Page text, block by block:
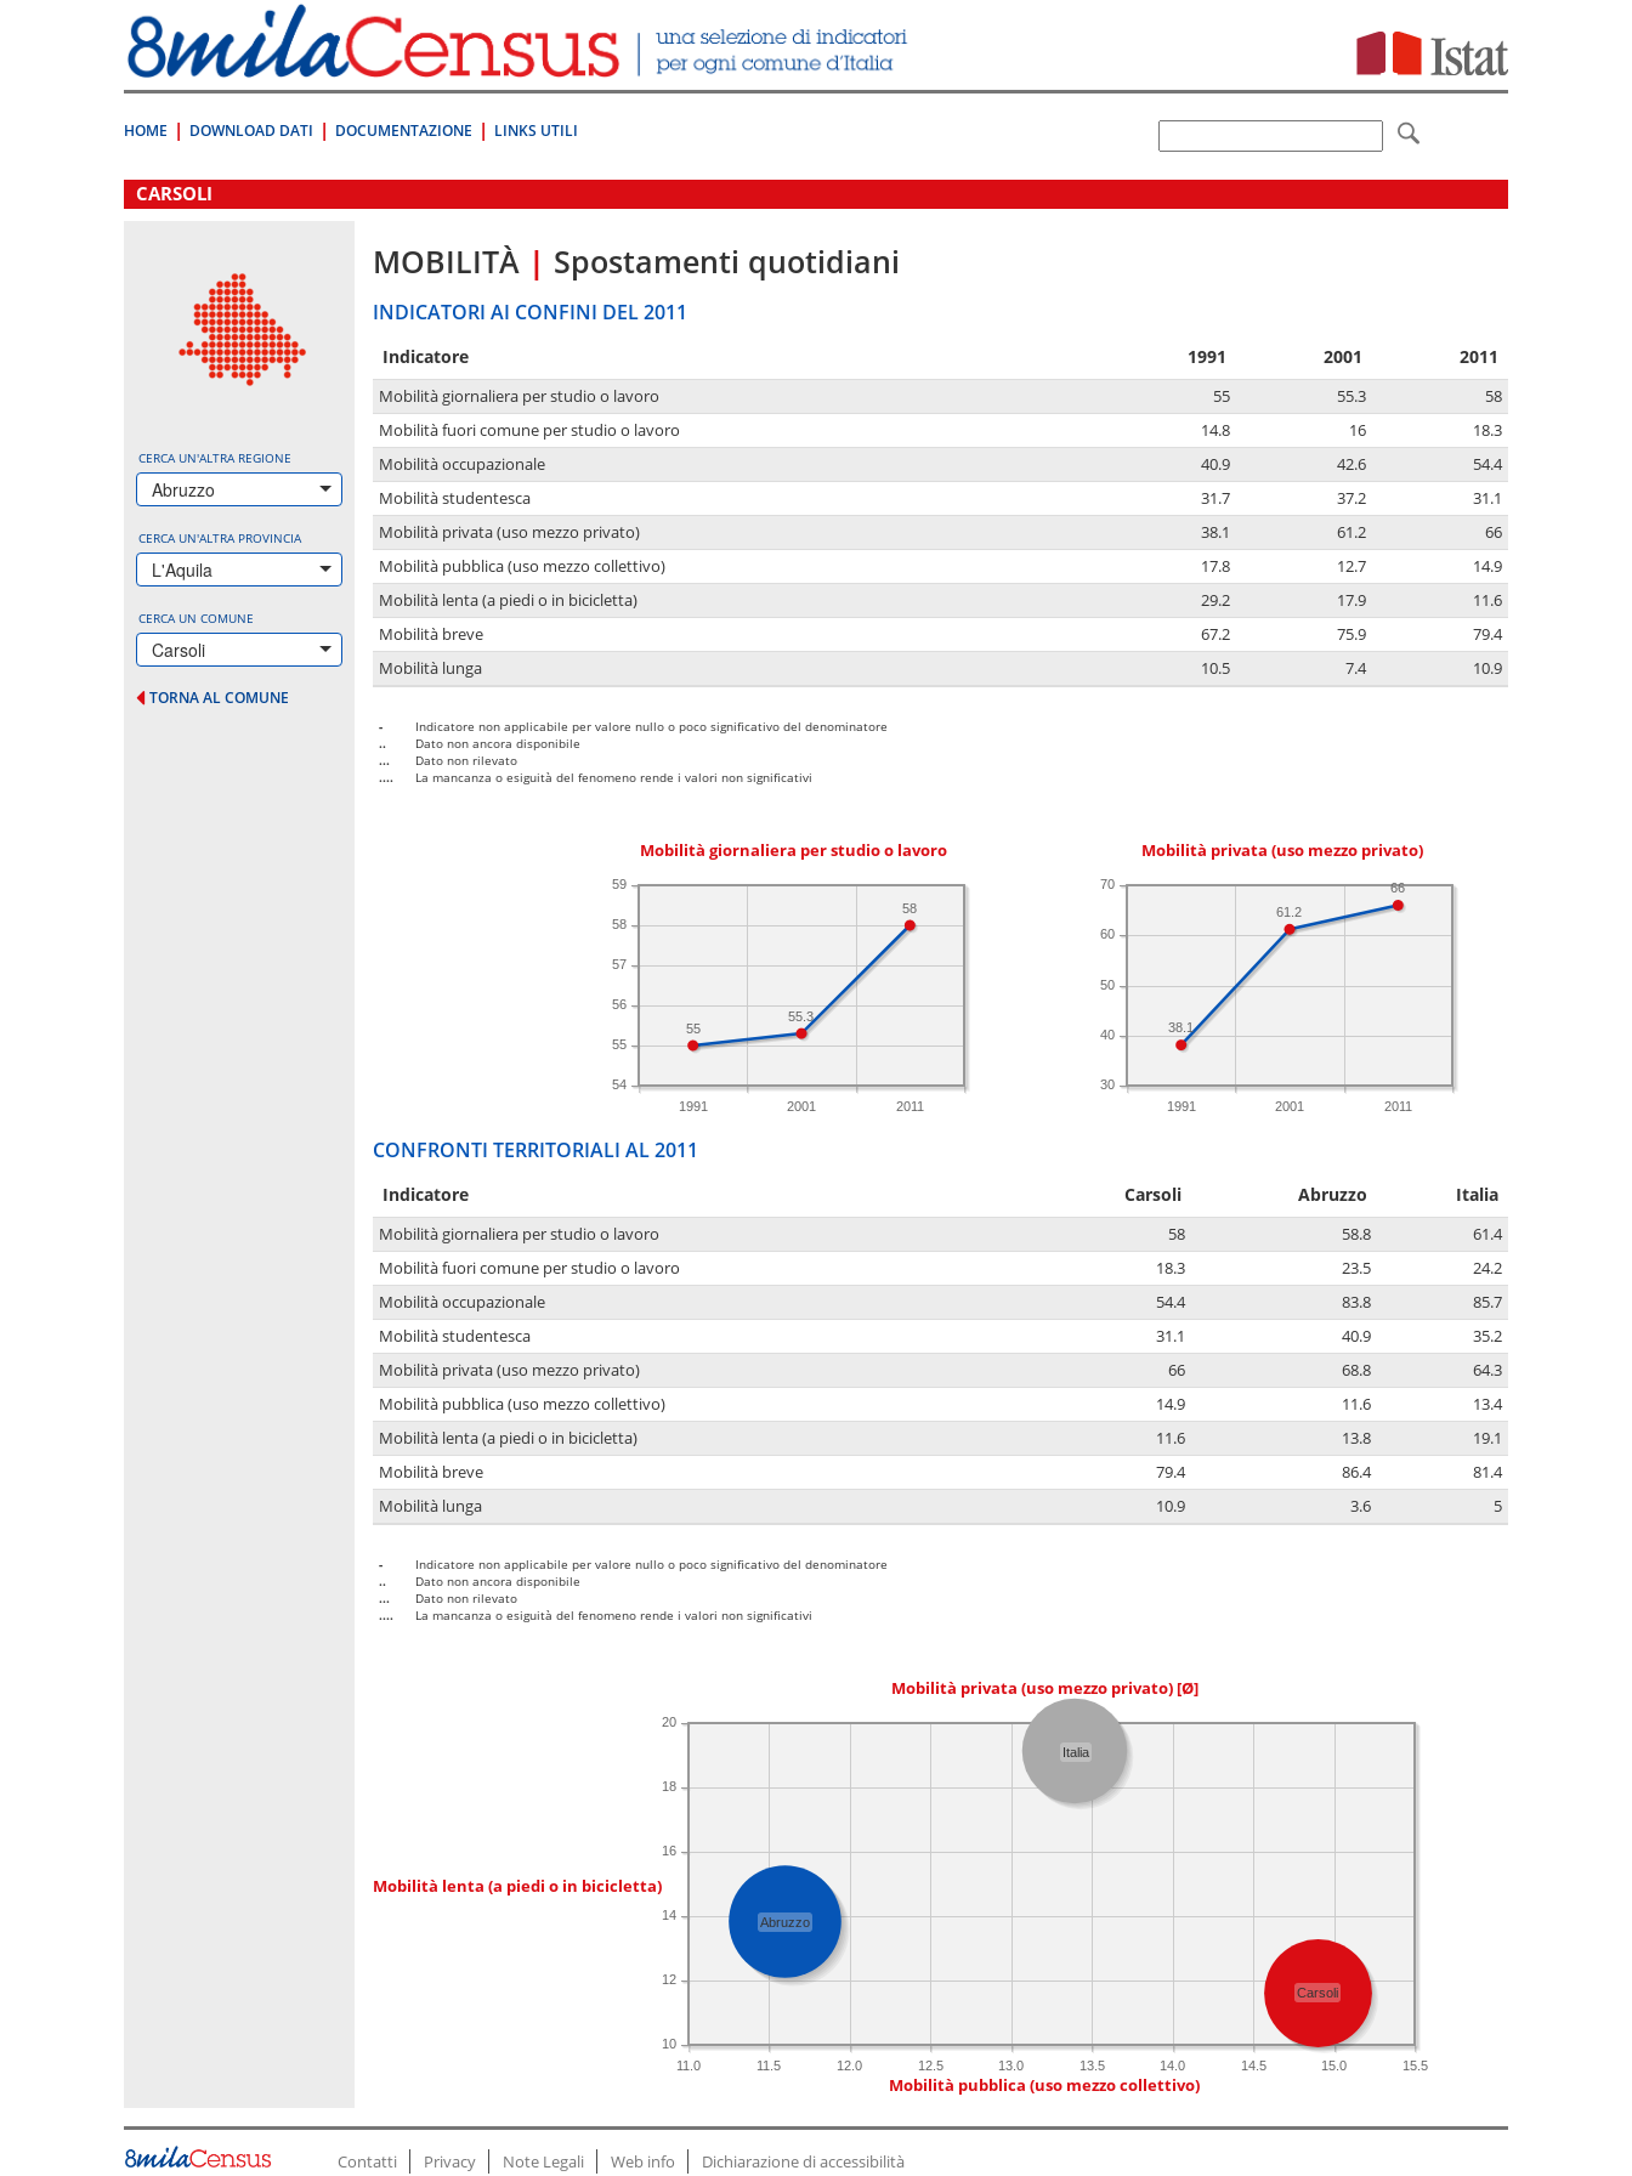
direttamente
a:
Contenuto
HOME DOWNLOAD DATI DOCUMENTAZIONE LINKS UTILI
.
CARSOLI
CERCA UN'ALTRA REGIONE
Abruzzo
CERCA UN'ALTRA PROVINCIA
L'Aquila
CERCA UN COMUNE
Carsoli
TORNA AL COMUNE
MOBILITÀ | Spostamenti quotidiani
INDICATORI AI CONFINI DEL 2011
Indicatore 1991 2001 2011
Mobilità giornaliera per studio o lavoro 55 55.3
58
Mobilità fuori comune per studio o lavoro
14.8 16
18.3
Mobilità occupazionale
40.9 42.6
54.4
Mobilità studentesca
31.7 37.2
31.1
Mobilità privata (uso mezzo privato)
38.1 61.2
66
Mobilità pubblica (uso mezzo collettivo)
17.8 12.7
14.9
Mobilità lenta (a piedi o in bicicletta)
29.2 17.9
11.6
Mobilità breve
67.2 75.9
79.4
Mobilità lunga
10.5 7.4 10.9
-
Indicatore non applicabile per valore nullo o poco significativo del denominatore
..
Dato non ancora disponibile
...
Dato non rilevato
....
La mancanza o esiguità del fenomeno rende i valori non significativi
Mobilità giornaliera per studio o lavoro
1991 2001 2011
54
55
56
57
58
59
58
55.3
55
Mobilità privata (uso mezzo privato)
1991 2001 2011
30
40
50
60
70
66
61.2
38.1
CONFRONTI TERRITORIALI AL 2011
Indicatore Carsoli Abruzzo Italia
Mobilità giornaliera per studio o lavoro 58 58.8
61.4
Mobilità fuori comune per studio o lavoro
18.3 23.5
24.2
Mobilità occupazionale
54.4 83.8
85.7
Mobilità studentesca
31.1 40.9
35.2
Mobilità privata (uso mezzo privato)
66 68.8
64.3
Mobilità pubblica (uso mezzo collettivo)
14.9 11.6
13.4
Mobilità lenta (a piedi o in bicicletta)
11.6 13.8
19.1
Mobilità breve
79.4 86.4
81.4
Mobilità lunga
10.9 3.6 5
-
Indicatore non applicabile per valore nullo o poco significativo del denominatore
..
Dato non ancora disponibile
...
Dato non rilevato
....
La mancanza o esiguità del fenomeno rende i valori non significativi
Mobilità privata (uso mezzo privato) [Ø]
Mobilità lenta (a piedi o in bicicletta)
11.0 11.5 12.0 12.5 13.0 13.5 14.0 14.5 15.0 15.5
10
12
14
16
18
20
Abruzzo
Carsoli
Italia
Mobilità pubblica (uso mezzo collettivo)
Contatti Privacy Note Legali Web info Dichiarazione di accessibilità